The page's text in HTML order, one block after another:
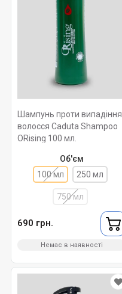
Шампунь проти випадіння
волосся Caduta Shampoo
ORising 100 мл.
Об'єм
100 мл
250 мл
750 мл
690 грн.
Немає в наявності